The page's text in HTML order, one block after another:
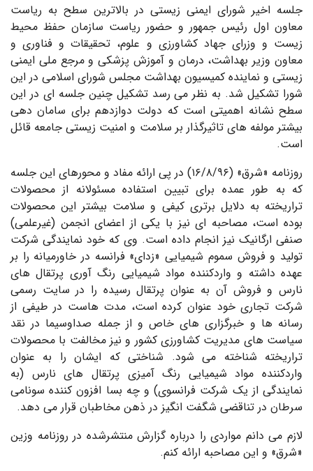
جلسه اخیر شورای ایمنی زیستی در بالاترین سطح به ریاست
معاون اول رئیس جمهور و حضور ریاست سازمان حفظ محیط
زیست و وزرای جهاد کشاورزی و علوم، تحقیقات و فناوری و
معاون وزیر بهداشت، درمان و آموزش پزشکی و مرجع ملی ایمنی
زیستی و نماینده کمیسیون بهداشت مجلس شورای اسلامی در این
شورا تشکیل شد. به نظر می رسد تشکیل چنین جلسه ای در این
سطح نشانه اهمیتی است که دولت دوازدهم برای سامان دهی
بیشتر مولفه های تاثیرگذار بر سلامت و امنیت زیستی جامعه قائل
است.
روزنامه «شرق» (۱۶/۸/۹۶) در پی ارائه مفاد و محورهای این جلسه
که به طور عمده برای تبیین استفاده مسئولانه از محصولات
تراریخته به دلایل برتری کیفی و سلامت بیشتر این محصولات
بوده است، مصاحبه ای نیز با یکی از اعضای انجمن (غیرعلمی)
صنفی ارگانیک نیز انجام داده است. وی که خود نمایندگی شرکت
تولید و فروش سموم شیمیایی «زدای» فرانسه در خاورمیانه را بر
عهده داشته و واردکننده مواد شیمیایی رنگ آوری پرتقال های
نارس و فروش آن به عنوان پرتقال رسیده را در سایت رسمی
شرکت تجاری خود عنوان کرده است، مدت هاست در طیفی از
رسانه ها و خبرگزاری های خاص و از جمله صداوسیما در نقد
سیاست های مدیریت کشاورزی کشور و نیز مخالفت با محصولات
تراریخته شناخته می شود. شناختی که ایشان را به عنوان
واردکننده مواد شیمیایی رنگ آمیزی پرتقال های نارس (به
نمایندگی از یک شرکت فرانسوی) و چه بسا افزون کننده سونامی
سرطان در تناقضی شگفت انگیز در ذهن مخاطبان قرار می دهد.
لازم می دانم مواردی را درباره گزارش منتشرشده در روزنامه وزین
«شرق» و این مصاحبه ارائه کنم.